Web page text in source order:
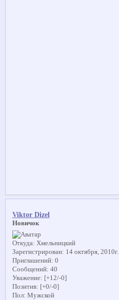
Viktor Dizel
Новичок
Откуда: Хмельницкий
Зарегистрирован: 14 октября, 2010г.
Приглашений: 0
Сообщений: 40
Уважение: [+12/-0]
Позитив: [+0/-0]
Пол: Мужской